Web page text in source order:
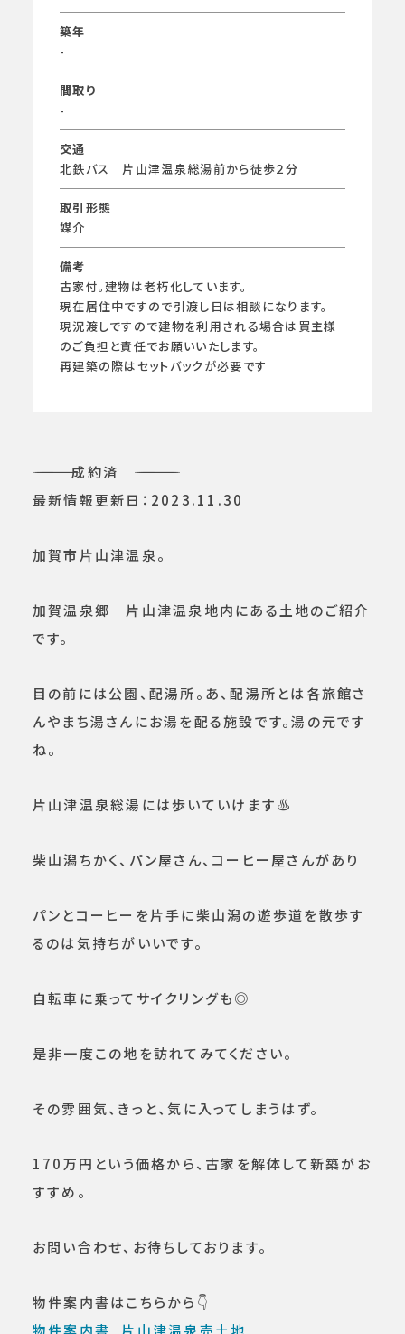
築年
-
間取り
-
交通
北鉄バス 片山津温泉総湯前から徒歩２分
取引形態
媒介
備考
古家付。建物は老朽化しています。
現在居住中ですので引渡し日は相談になります。
現況渡しですので建物を利用される場合は買主様
のご負担と責任でお願いいたします。
再建築の際はセットバックが必要です
――――――――――――― 成約済 ―――――――――――――
最新情報更新日：2023.11.30
加賀市片山津温泉。
加賀温泉郷 片山津温泉地内にある土地のご紹介
です。
目の前には公園、配湯所。あ、配湯所とは各旅館さ
んやまち湯さんにお湯を配る施設です。湯の元です
ね。
片山津温泉総湯には歩いていけます♨
柴山潟ちかく、パン屋さん、コーヒー屋さんがあり
パンとコーヒーを片手に柴山潟の遊歩道を散歩す
るのは気持ちがいいです。
自転車に乗ってサイクリングも◎
是非一度この地を訪れてみてください。
その雰囲気、きっと、気に入ってしまうはず。
170万円という価格から、古家を解体して新築がお
すすめ。
お問い合わせ、お待ちしております。
物件案内書はこちらから👇